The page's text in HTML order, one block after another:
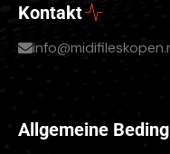
Kontakt
Allgemeine